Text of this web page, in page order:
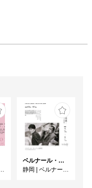
ベルナール・ビュフェと写真 ーカメラがとらえたビュフェとその時代、そして21 世紀へ
静岡 | ベルナール・ビュフェ美術館